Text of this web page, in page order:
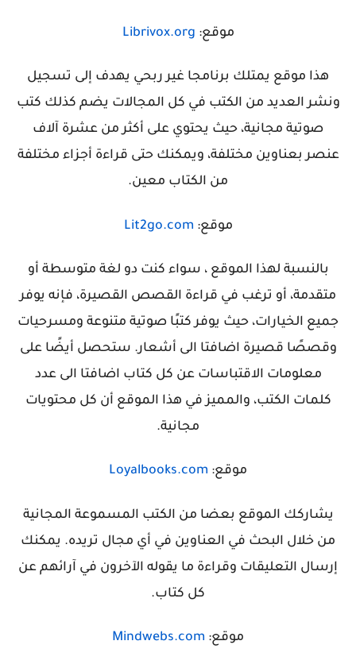
موقع: Librivox.org
هذا موقع يمتلك برنامجا غير ربحي يهدف إلى تسجيل
ونشر العديد من الكتب في كل المجالات يضم كذلك كتب
صوتية مجانية، حيث يحتوي على أكثر من عشرة آلاف
عنصر بعناوين مختلفة، ويمكنك حتى قراءة أجزاء مختلفة
من الكتاب معين.
موقع: Lit2go.com
بالنسبة لهذا الموقع ، سواء كنت دو لغة متوسطة أو
متقدمة، أو ترغب في قراءة القصص القصيرة، فإنه يوفر
جميع الخيارات، حيث يوفر كتبًا صوتية متنوعة ومسرحيات
وقصصًا قصيرة اضافتا الى أشعار. ستحصل أيضًا على
معلومات الاقتباسات عن كل كتاب اضافتا الى عدد
كلمات الكتب، والمميز في هذا الموقع أن كل محتويات
مجانية.
موقع: Loyalbooks.com
يشاركك الموقع بعضا من الكتب المسموعة المجانية
من خلال البحث في العناوين في أي مجال تريده. يمكنك
إرسال التعليقات وقراءة ما يقوله الآخرون في آرائهم عن
كل كتاب.
موقع: Mindwebs.com